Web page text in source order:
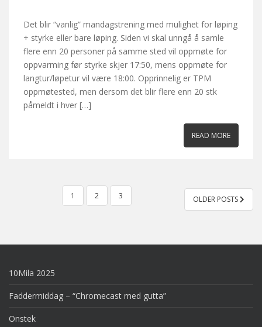
Det blir “vanlig” mandagstrening med mulighet for løping
+ styrke eller bare løping. Siden vi skal unngå å samle
flere enn 20 personer på samme sted vil oppmøte for
oppvarming før styrke skjer 17:50, mens oppmøte for
langtur/løpetur vil være 18:00. Opprinnelig er TPM
oppmøtested, men dersom det blir flere enn 20 stk
påmeldt i hver […]
READ MORE
PAGINATION
1 2 3 OLDER POSTS
10Mila 2025
Faddermiddag – “Chromecast med gutta”
Onstek